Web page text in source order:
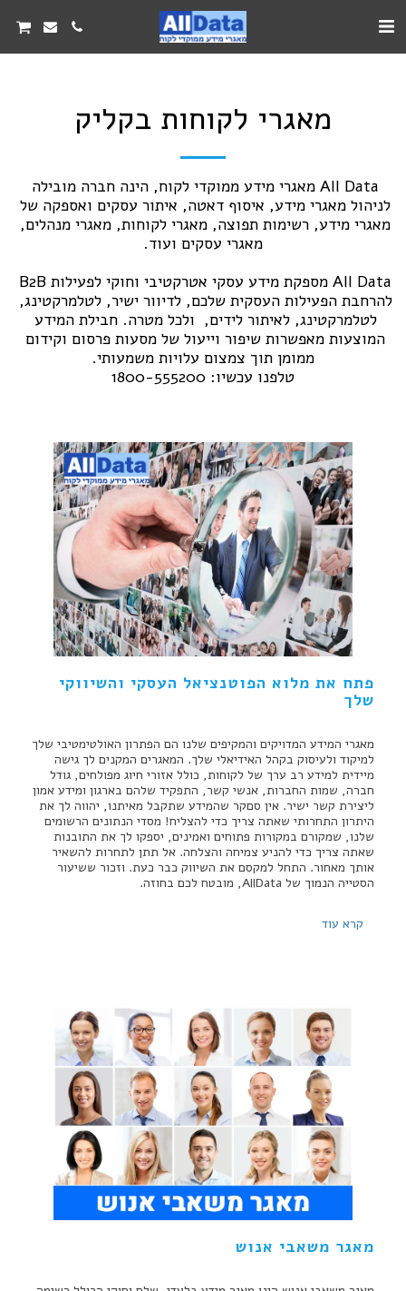
מאגרי לקוחות בקליק
טלפנו עכשיו: 1800-555200
פתח את מלוא הפוטנציאל העסקי והשיווקי
שלך
מאגרי המידע המדויקים והמקיפים שלנו הם הפתרון האולטימטיבי שלך
למיקוד ולעיסוק בקהל האידיאלי שלך. המאגרים המקנים לך גישה
מיידית למידע רב ערך של לקוחות, כולל אזורי חיוג מפולחים, גודל
חברה, שמות החברות, אנשי קשר, התפקיד שלהם בארגון ומידע אמון
ליצירת קשר ישיר. אין סםקר שהמידע שתקבל מאיתנו, יהווה לך את
היתרון התחרותי שאתה צריך כדי להצליח! מסדי הנתונים הרשומים
שלנו, שמקורם במקורות פתוחים ואמינים, יספקו לך את התובנות
שאתה צריך כדי להניע צמיחה והצלחה. אל תתן לתחרות להשאיר
אותך מאחור. התחל למקסם את השיווק כבר כעת. וזכור ששיעור
הסטייה הנמוך של AllData, מובטח לכם בחוזה.
קרא עוד
מאגר משאבי אנוש